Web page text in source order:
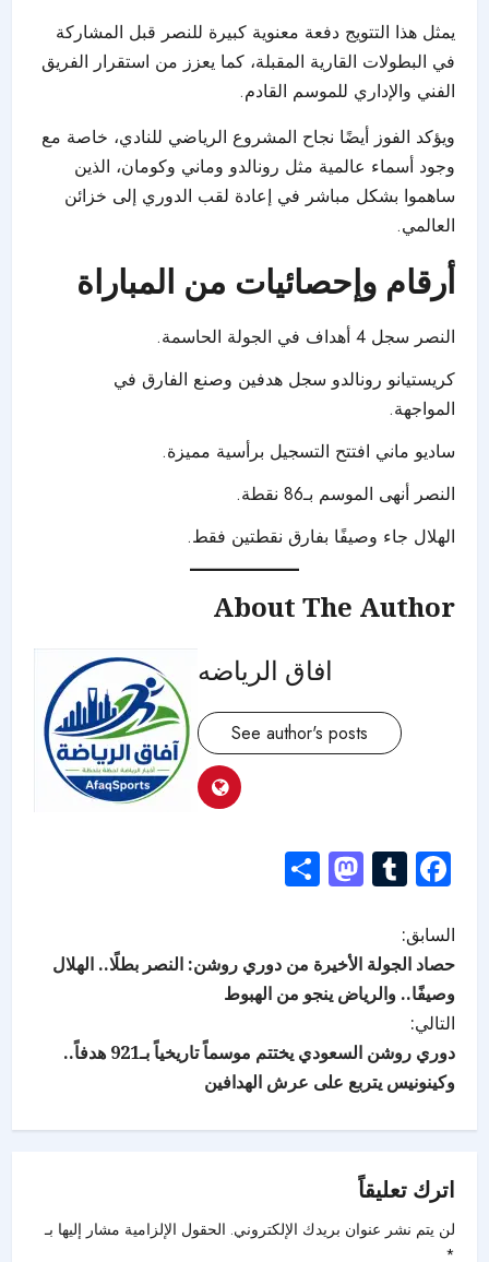
يمثل هذا التتويج دفعة معنوية كبيرة للنصر قبل المشاركة
في البطولات القارية المقبلة، كما يعزز من استقرار الفريق
الفني والإداري للموسم القادم.
ويؤكد الفوز أيضًا نجاح المشروع الرياضي للنادي، خاصة مع
وجود أسماء عالمية مثل رونالدو وماني وكومان، الذين
ساهموا بشكل مباشر في إعادة لقب الدوري إلى خزائن
العالمي.
أرقام وإحصائيات من المباراة
النصر سجل 4 أهداف في الجولة الحاسمة.
كريستيانو رونالدو سجل هدفين وصنع الفارق في
المواجهة.
ساديو ماني افتتح التسجيل برأسية مميزة.
النصر أنهى الموسم بـ86 نقطة.
الهلال جاء وصيفًا بفارق نقطتين فقط.
About The Author
افاق الرياضه
See author's posts
Facebook
Tumblr
Mastodon
السابق:
حصاد الجولة الأخيرة من دوري روشن: النصر بطلًا.. الهلال
وصيفًا.. والرياض ينجو من الهبوط
التالي:
دوري روشن السعودي يختتم موسماً تاريخياً بـ921 هدفاً..
وكينونيس يتربع على عرش الهدافين
اترك تعليقاً
لن يتم نشر عنوان بريدك الإلكتروني. الحقول الإلزامية مشار إليها بـ
*